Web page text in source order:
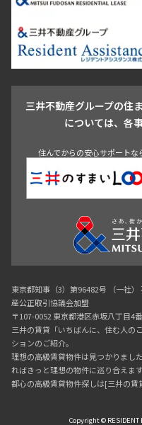
芝浦・汐留・品川
月島・勝
目白・高田馬
池尻大橋・三軒茶屋
祐天寺・
駒沢・用賀・二子玉川
成城
青山 渋谷 東京・大手町
豊島区
杉並区 板橋区
葛飾区
江戸川区
三井不動産グループの住
については、各
住んでからの安心サポートな
東京都知事（3）第96482号 （一社
産公正取引協議会加盟
〒107-0052 東京都港区赤坂八丁目4
三井の賃貸「いちばんに、住む人の
ションのご紹介。
理想の高級賃貸物件は見つかりまし
ればきっと理想の物件に巡り合えます
都心の高級賃貸物件探しは[三井の賃
Copyright © RESIDENT